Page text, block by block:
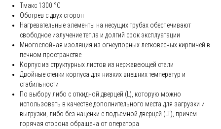
Tмакс 1300 °C
Обогрев с двух сторон
Нагревательные элементы на несущих трубах обеспечивают
свободное излучение тепла и долгий срок эксплуатации
Многослойная изоляция из огнеупорных легковесных кирпичей в
печном пространстве
Корпус из структурных листов из нержавеющей стали
Двойные стенки корпуса для низких внешних температур и
стабильности
По выбору либо с откидной дверцей (L), которую можно
использовать в качестве дополнительного места для загрузки и
выгрузки, либо без наценки с подъемной дверцей (LT), причем
горячая сторона обращена от оператора